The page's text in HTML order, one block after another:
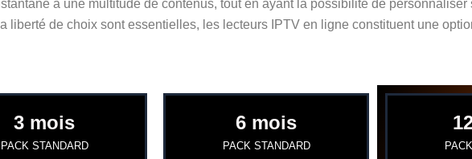
à une multitude de contenus, tout en ayant la possibilité de
liberté de choix sont essentielles, les lecteurs IPTV en ligne constituent une
3 mois
PACK STANDARD
6 mois
PACK STANDARD